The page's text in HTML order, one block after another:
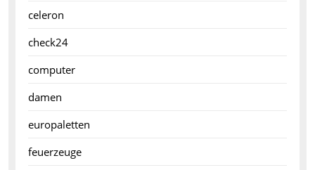
celeron
check24
computer
damen
europaletten
feuerzeuge